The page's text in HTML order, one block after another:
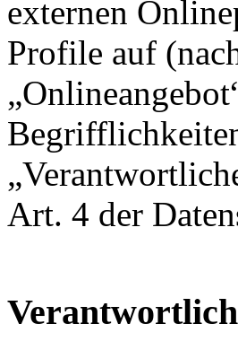
externen
Profile auf
Art. 4 der